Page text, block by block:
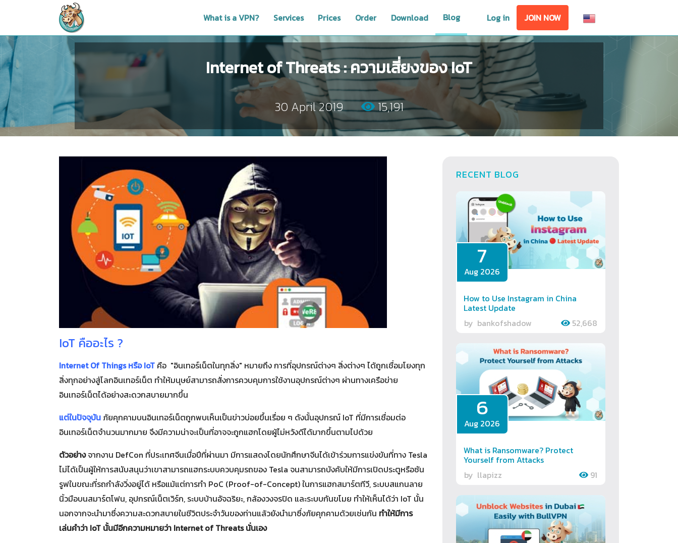
What is a VPN? Services Prices Order Download Blog Log in JOIN NOW
Internet of Threats : ความเสี่ยงของ IoT
30 April 2019 15,191
IoT คืออะไร ?
Internet Of Things หรือ IoT คือ "อินเทอร์เน็ตในทุกสิ่ง" หมายถึง การที่อุปกรณ์ต่างๆ สิ่งต่างๆ ได้ถูกเชื่อมโยงทุก
สิ่งทุกอย่างสู่โลกอินเทอร์เน็ต ทำให้มนุษย์สามารถสั่งการควบคุมการใช้งานอุปกรณ์ต่างๆ ผ่านทางเครือข่าย
อินเทอร์เน็ตได้อย่างสะดวกสบายมากขึ้น
แต่ในปัจจุบัน ภัยคุกคามบนอินเทอร์เน็ตถูกพบเห็นเป็นข่าวบ่อยขึ้นเรื่อย ๆ ดังนั้นอุปกรณ์ IoT ที่มีการเชื่อมต่อ
อินเทอร์เน็ตจำนวนมากมาย จึงมีความน่าจะเป็นที่อาจจะถูกแฮกโดยผู้ไม่หวังดีได้มากขึ้นตามไปด้วย
ตัวอย่างจากงาน DefCon ที่ประเทศจีนเมื่อปีที่ผ่านมา มีการแสดงโดยนักศึกษาจีนได้เข้าร่วมการแข่งขันที่ทาง Tesla
ไม่ได้เป็นผู้ให้การสนับสนุนว่าเขาสามารถแฮกระบบควบคุมรถของ Tesla จนสามารถบังคับให้มีการเปิดประตูหรือซัน
รูฟในขณะที่รถกำลังวิ่งอยู่ได้ หรือแม้แต่การทำ PoC (Proof-of-Concept) ในการแฮกสมาร์ตทีวี, ระบบสแกนลาย
นิ้วมือบนสมาร์ตโฟน, อุปกรณ์เน็ตเวิร์ก, ระบบบ้านอัจฉริยะ, กล้องวงจรปิด และระบบกันขโมย ทำให้เห็นได้ว่า IoT นั้น
นอกจากจะนำมาซึ่งความสะดวกสบายในชีวิตประจำวันของท่านแล้วยังนำมาซึ่งภัยคุกคามด้วยเช่นกัน ทำให้มีการ
เล่นคำว่า IoT นั้นมีอีกความหมายว่า Internet of Threats นั่นเอง
RECENT BLOG
7
Aug 2026
How to Use Instagram in China
Latest Update
by bankofshadow 52,668
6
Aug 2026
What is Ransomware? Protect
Yourself from Attacks
by llapizz 91